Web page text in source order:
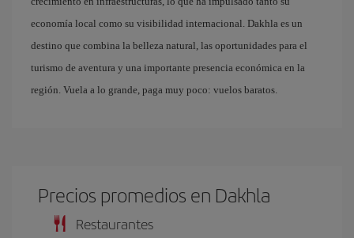
economía local como su visibilidad internacional. Dakhla es un
destino que combina la belleza natural, las oportunidades para el
turismo de aventura y una importante presencia económica en la
región. Vuela a lo grande, paga muy poco: vuelos baratos.
Precios promedios en Dakhla
Restaurantes